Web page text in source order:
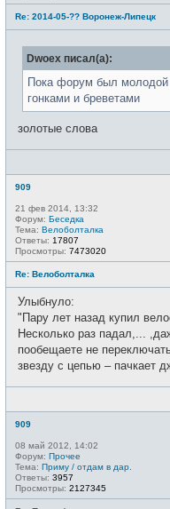
Re: 2014-05-?? Воронеж-Липецк
Dwoex писал(а):
Пока форум был молодой
гонками и бреветами
золотые слова
909
21 фев 2014, 13:32
Форум: Беседка
Тема: Велоболталка
Ответы: 17807
Просмотры: 7473020
Re: Велоболталка
Улыбнуло:
"Пару лет назад купил
Несколько раз падал,...
пообещаете не
звезду с цепью – пачкает
909
08 май 2012, 14:02
Форум: Прочее
Тема: Приму / отдам в дар.
Ответы: 3957
Просмотры: 2127345